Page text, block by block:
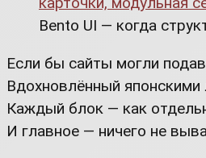
Bento UI — когда
Если бы сайты могли
Вдохновлённый японскими
Каждый блок — как
И главное — ничего не